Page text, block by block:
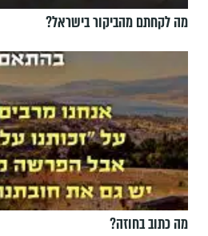
מה לקחתם מהביקור בישראל?
מה כתוב בחוזה?